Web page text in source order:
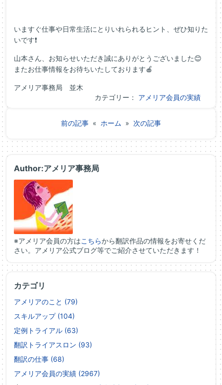
いますぐ仕事や日常生活にとりいれられるヒント、ぜひ知りた
いです❗
山本さん、お知らせいただき誠にありがとうございました😊
またお仕事情報をお待ちいたしております🍎
アメリア事務局 並木
カテゴリー： アメリア会員の実績
前の記事 « ホーム » 次の記事
Author:アメリア事務局
※アメリア会員の方はこちらから翻訳作品の情報をお寄せくだ
さい。アメリア公式ブログ等でご紹介させていただきます！
カテゴリ
アメリアのこと (79)
スキルアップ (104)
定例トライアル (63)
翻訳トライアスロン (93)
翻訳の仕事 (68)
アメリア会員の実績 (2967)